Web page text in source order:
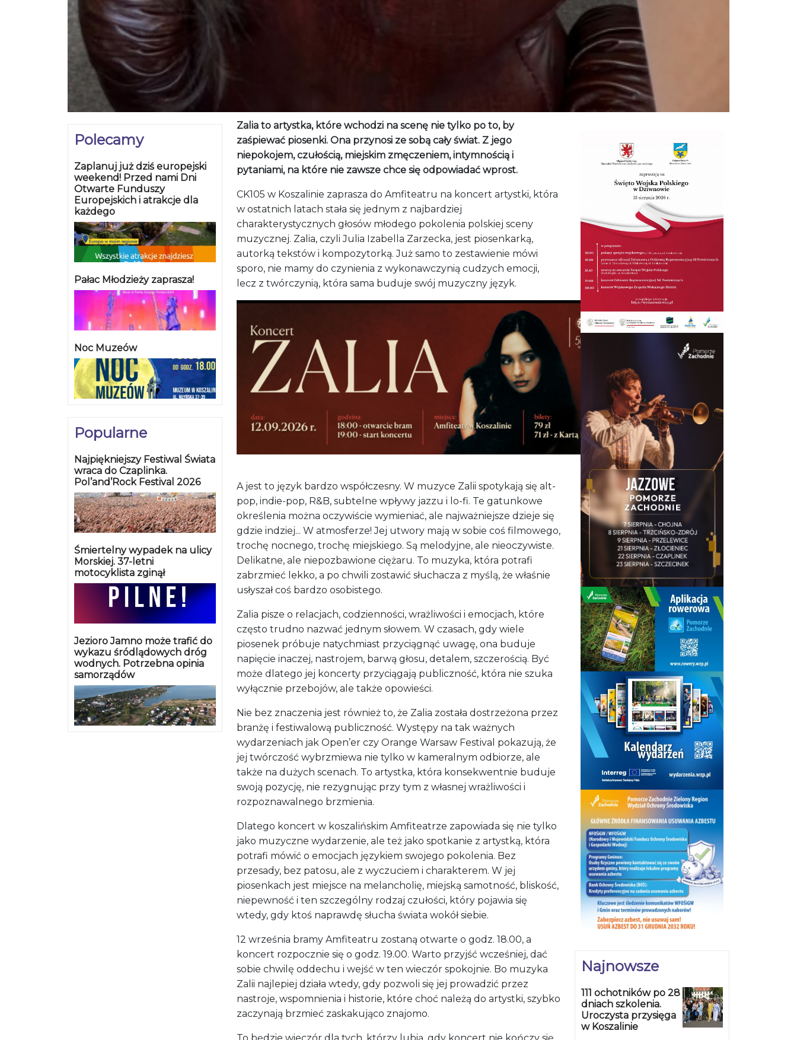
Polecamy
Zaplanuj już dziś europejski
weekend! Przed nami Dni
Otwarte Funduszy
Europejskich i atrakcje dla
każdego
Pałac Młodzieży zaprasza!
Noc Muzeów
Popularne
Najpiękniejszy Festiwal Świata
wraca do Czaplinka.
Pol’and’Rock Festival 2026
Śmiertelny wypadek na ulicy
Morskiej. 37-letni
motocyklista zginął
Jezioro Jamno może trafić do
wykazu śródlądowych dróg
wodnych. Potrzebna opinia
samorządów
Zalia to artystka, które wchodzi na scenę nie tylko po to, by
zaśpiewać piosenki. Ona przynosi ze sobą cały świat. Z jego
niepokojem, czułością, miejskim zmęczeniem, intymnością i
pytaniami, na które nie zawsze chce się odpowiadać wprost.
CK105 w Koszalinie zaprasza do Amfiteatru na koncert artystki, która
w ostatnich latach stała się jednym z najbardziej
charakterystycznych głosów młodego pokolenia polskiej sceny
muzycznej. Zalia, czyli Julia Izabella Zarzecka, jest piosenkarką,
autorką tekstów i kompozytorką. Już samo to zestawienie mówi
sporo, nie mamy do czynienia z wykonawczynią cudzych emocji,
lecz z twórczynią, która sama buduje swój muzyczny język.
A jest to język bardzo współczesny. W muzyce Zalii spotykają się alt-
pop, indie-pop, R&B, subtelne wpływy jazzu i lo-fi. Te gatunkowe
określenia można oczywiście wymieniać, ale najważniejsze dzieje się
gdzie indziej... W atmosferze! Jej utwory mają w sobie coś filmowego,
trochę nocnego, trochę miejskiego. Są melodyjne, ale nieoczywiste.
Delikatne, ale niepozbawione ciężaru. To muzyka, która potrafi
zabrzmieć lekko, a po chwili zostawić słuchacza z myślą, że właśnie
usłyszał coś bardzo osobistego.
Zalia pisze o relacjach, codzienności, wrażliwości i emocjach, które
często trudno nazwać jednym słowem. W czasach, gdy wiele
piosenek próbuje natychmiast przyciągnąć uwagę, ona buduje
napięcie inaczej, nastrojem, barwą głosu, detalem, szczerością. Być
może dlatego jej koncerty przyciągają publiczność, która nie szuka
wyłącznie przebojów, ale także opowieści.
Nie bez znaczenia jest również to, że Zalia została dostrzeżona przez
branżę i festiwalową publiczność. Występy na tak ważnych
wydarzeniach jak Open’er czy Orange Warsaw Festival pokazują, że
jej twórczość wybrzmiewa nie tylko w kameralnym odbiorze, ale
także na dużych scenach. To artystka, która konsekwentnie buduje
swoją pozycję, nie rezygnując przy tym z własnej wrażliwości i
rozpoznawalnego brzmienia.
Dlatego koncert w koszalińskim Amfiteatrze zapowiada się nie tylko
jako muzyczne wydarzenie, ale też jako spotkanie z artystką, która
potrafi mówić o emocjach językiem swojego pokolenia. Bez
przesady, bez patosu, ale z wyczuciem i charakterem. W jej
piosenkach jest miejsce na melancholię, miejską samotność, bliskość,
niepewność i ten szczególny rodzaj czułości, który pojawia się
wtedy, gdy ktoś naprawdę słucha świata wokół siebie.
12 września bramy Amfiteatru zostaną otwarte o godz. 18.00, a
koncert rozpocznie się o godz. 19.00. Warto przyjść wcześniej, dać
sobie chwilę oddechu i wejść w ten wieczór spokojnie. Bo muzyka
Zalii najlepiej działa wtedy, gdy pozwoli się jej prowadzić przez
nastroje, wspomnienia i historie, które choć należą do artystki, szybko
zaczynają brzmieć zaskakująco znajomo.
Najnowsze
111 ochotników po 28
dniach szkolenia.
Uroczysta przysięga
w Koszalinie